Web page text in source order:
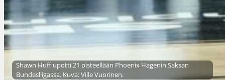
Shawn Huff upotti 21 pisteellään Phoenix Hagenin Saksan
Bundesliigassa. Kuva: Ville Vuorinen.